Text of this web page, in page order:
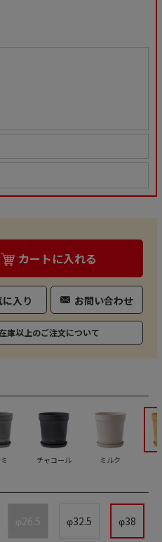
カートに入れる
に入り お問い合わせ
在庫以上のご注文について
チャコール ミルク
φ26.5 φ32.5 φ38